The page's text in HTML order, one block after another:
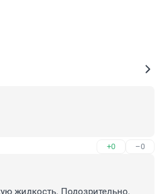
+0 –0
жидкость. Подозрительно,